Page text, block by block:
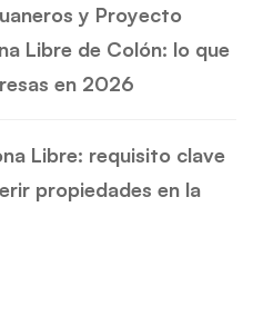
y Proyecto
Libre de Colón: lo que
en 2026
Libre: requisito clave
propiedades en la